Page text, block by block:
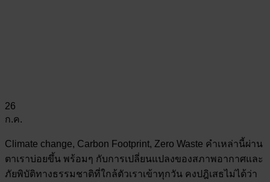
26
ก.ค.
Climate change, Carbon Footprint, Zero Waste คำเหล่านี้ผ่าน
ตาเราบ่อยขึ้น พร้อมๆ กับการเปลี่ยนแปลงของสภาพอากาศและ
ภัยพิบัติทางธรรมชาติที่ใกล้ตัวเราเข้าทุกวัน คงปฎิเสธไม่ได้ว่า